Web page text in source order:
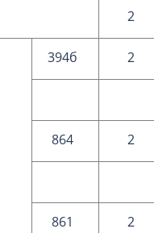
2
394б 2
864 2
861 2